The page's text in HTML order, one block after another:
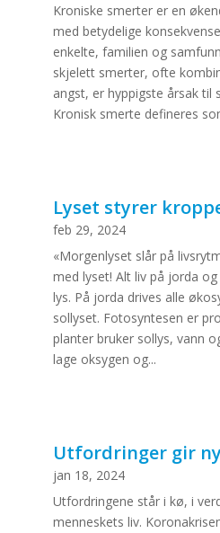
Kroniske smerter er en
med betydelige
enkelte, familien og
skjelett smerter, ofte
angst, er hyppigste årsak
Kronisk smerte defineres
Lyset styrer
feb 29, 2024
«Morgenlyset slår på
med lyset! Alt liv på jorda
lys. På jorda drives alle
sollyset. Fotosyntesen er
planter bruker sollys, vann
lage oksygen og...
Utfordringer gir
jan 18, 2024
Utfordringene står i kø, i
menneskets liv.